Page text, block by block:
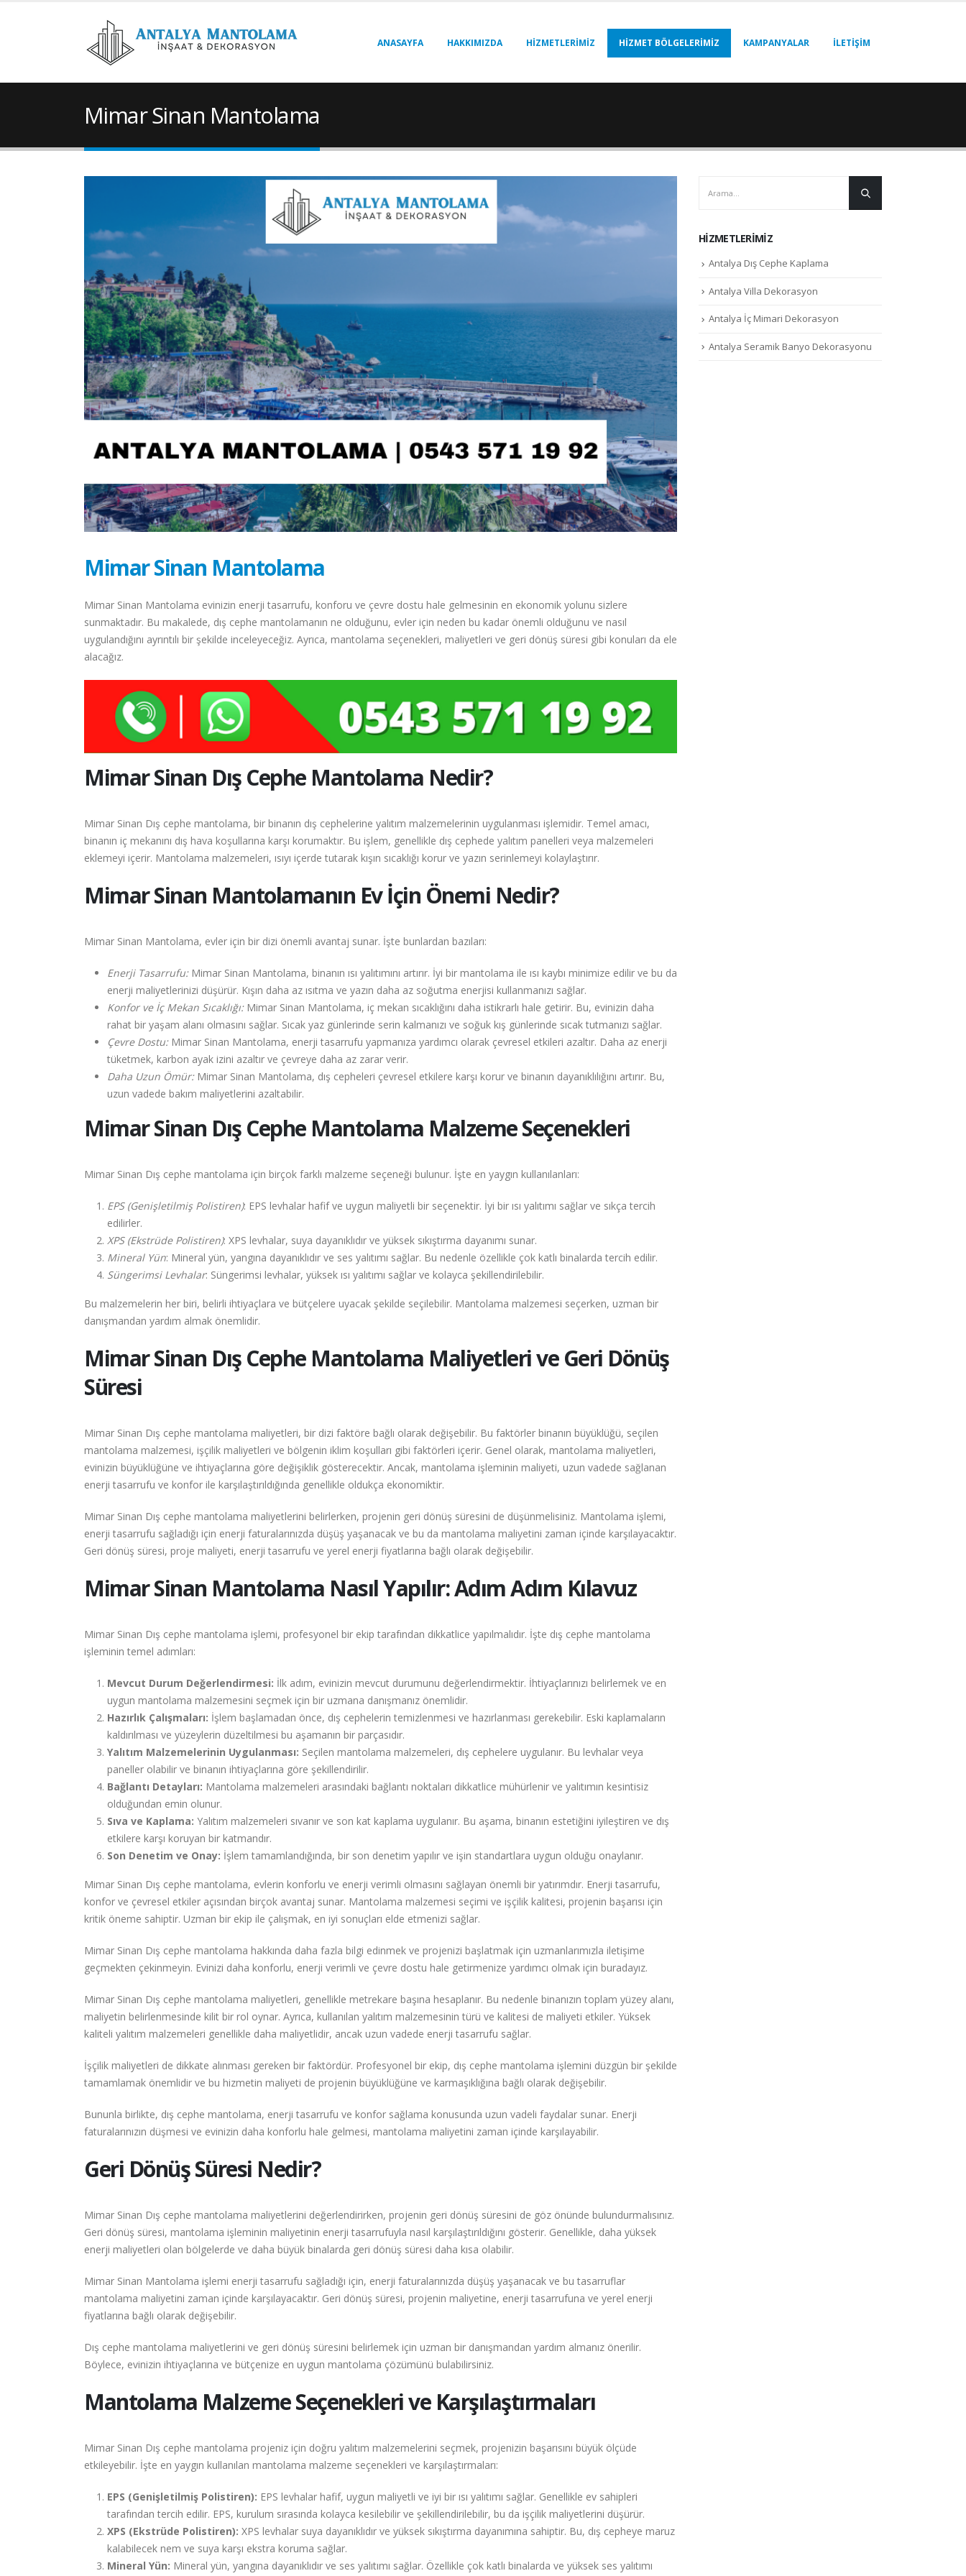
ANASAYFA HAKKIMIZDA HIZMETLERIMIZ HIZMET BÖLGELERIMIZ KAMPANYALAR İLETIŞIM
Mimar Sinan Mantolama
Mimar Sinan Mantolama
Mimar Sinan Mantolama evinizin enerji tasarrufu, konforu ve çevre dostu hale gelmesinin en ekonomik yolunu sizlere
sunmaktadır. Bu makalede, dış cephe mantolamanın ne olduğunu, evler için neden bu kadar önemli olduğunu ve nasıl
uygulandığını ayrıntılı bir şekilde inceleyeceğiz. Ayrıca, mantolama seçenekleri, maliyetleri ve geri dönüş süresi gibi konuları da ele
alacağız.
Mimar Sinan Dış Cephe Mantolama Nedir?
Mimar Sinan Dış cephe mantolama, bir binanın dış cephelerine yalıtım malzemelerinin uygulanması işlemidir. Temel amacı,
binanın iç mekanını dış hava koşullarına karşı korumaktır. Bu işlem, genellikle dış cephede yalıtım panelleri veya malzemeleri
eklemeyi içerir. Mantolama malzemeleri, ısıyı içerde tutarak kışın sıcaklığı korur ve yazın serinlemeyi kolaylaştırır.
Mimar Sinan Mantolamanın Ev İçin Önemi Nedir?
Mimar Sinan Mantolama, evler için bir dizi önemli avantaj sunar. İşte bunlardan bazıları:
Enerji Tasarrufu:Mimar Sinan Mantolama, binanın ısı yalıtımını artırır. İyi bir mantolama ile ısı kaybı minimize edilir ve bu da
enerji maliyetlerinizi düşürür. Kışın daha az ısıtma ve yazın daha az soğutma enerjisi kullanmanızı sağlar.
Konfor ve İç Mekan Sıcaklığı:Mimar Sinan Mantolama, iç mekan sıcaklığını daha istikrarlı hale getirir. Bu, evinizin daha
rahat bir yaşam alanı olmasını sağlar. Sıcak yaz günlerinde serin kalmanızı ve soğuk kış günlerinde sıcak tutmanızı sağlar.
Çevre Dostu:Mimar Sinan Mantolama, enerji tasarrufu yapmanıza yardımcı olarak çevresel etkileri azaltır. Daha az enerji
tüketmek, karbon ayak izini azaltır ve çevreye daha az zarar verir.
Daha Uzun Ömür:Mimar Sinan Mantolama, dış cepheleri çevresel etkilere karşı korur ve binanın dayanıklılığını artırır. Bu,
uzun vadede bakım maliyetlerini azaltabilir.
Mimar Sinan Dış Cephe Mantolama Malzeme Seçenekleri
Mimar Sinan Dış cephe mantolama için birçok farklı malzeme seçeneği bulunur. İşte en yaygın kullanılanları:
EPS (Genişletilmiş Polistiren): EPS levhalar hafif ve uygun maliyetli bir seçenektir. İyi bir ısı yalıtımı sağlar ve sıkça tercih
edilirler.
XPS (Ekstrüde Polistiren): XPS levhalar, suya dayanıklıdır ve yüksek sıkıştırma dayanımı sunar.
Mineral Yün: Mineral yün, yangına dayanıklıdır ve ses yalıtımı sağlar. Bu nedenle özellikle çok katlı binalarda tercih edilir.
Süngerimsi Levhalar: Süngerimsi levhalar, yüksek ısı yalıtımı sağlar ve kolayca şekillendirilebilir.
Bu malzemelerin her biri, belirli ihtiyaçlara ve bütçelere uyacak şekilde seçilebilir. Mantolama malzemesi seçerken, uzman bir
danışmandan yardım almak önemlidir.
Mimar Sinan Dış Cephe Mantolama Maliyetleri ve Geri Dönüş
Süresi
Mimar Sinan Dış cephe mantolama maliyetleri, bir dizi faktöre bağlı olarak değişebilir. Bu faktörler binanın büyüklüğü, seçilen
mantolama malzemesi, işçilik maliyetleri ve bölgenin iklim koşulları gibi faktörleri içerir. Genel olarak, mantolama maliyetleri,
evinizin büyüklüğüne ve ihtiyaçlarına göre değişiklik gösterecektir. Ancak, mantolama işleminin maliyeti, uzun vadede sağlanan
enerji tasarrufu ve konfor ile karşılaştırıldığında genellikle oldukça ekonomiktir.
Mimar Sinan Dış cephe mantolama maliyetlerini belirlerken, projenin geri dönüş süresini de düşünmelisiniz. Mantolama işlemi,
enerji tasarrufu sağladığı için enerji faturalarınızda düşüş yaşanacak ve bu da mantolama maliyetini zaman içinde karşılayacaktır.
Geri dönüş süresi, proje maliyeti, enerji tasarrufu ve yerel enerji fiyatlarına bağlı olarak değişebilir.
Mimar Sinan Mantolama Nasıl Yapılır: Adım Adım Kılavuz
Mimar Sinan Dış cephe mantolama işlemi, profesyonel bir ekip tarafından dikkatlice yapılmalıdır. İşte dış cephe mantolama
işleminin temel adımları:
Mevcut Durum Değerlendirmesi: İlk adım, evinizin mevcut durumunu değerlendirmektir. İhtiyaçlarınızı belirlemek ve en
uygun mantolama malzemesini seçmek için bir uzmana danışmanız önemlidir.
Hazırlık Çalışmaları: İşlem başlamadan önce, dış cephelerin temizlenmesi ve hazırlanması gerekebilir. Eski kaplamaların
kaldırılması ve yüzeylerin düzeltilmesi bu aşamanın bir parçasıdır.
Yalıtım Malzemelerinin Uygulanması: Seçilen mantolama malzemeleri, dış cephelere uygulanır. Bu levhalar veya
paneller olabilir ve binanın ihtiyaçlarına göre şekillendirilir.
Bağlantı Detayları: Mantolama malzemeleri arasındaki bağlantı noktaları dikkatlice mühürlenir ve yalıtımın kesintisiz
olduğundan emin olunur.
Sıva ve Kaplama: Yalıtım malzemeleri sıvanır ve son kat kaplama uygulanır. Bu aşama, binanın estetiğini iyileştiren ve dış
etkilere karşı koruyan bir katmandır.
Son Denetim ve Onay: İşlem tamamlandığında, bir son denetim yapılır ve işin standartlara uygun olduğu onaylanır.
Mimar Sinan Dış cephe mantolama, evlerin konforlu ve enerji verimli olmasını sağlayan önemli bir yatırımdır. Enerji tasarrufu,
konfor ve çevresel etkiler açısından birçok avantaj sunar. Mantolama malzemesi seçimi ve işçilik kalitesi, projenin başarısı için
kritik öneme sahiptir. Uzman bir ekip ile çalışmak, en iyi sonuçları elde etmenizi sağlar.
Mimar Sinan Dış cephe mantolama hakkında daha fazla bilgi edinmek ve projenizi başlatmak için uzmanlarımızla iletişime
geçmekten çekinmeyin. Evinizi daha konforlu, enerji verimli ve çevre dostu hale getirmenize yardımcı olmak için buradayız.
Mimar Sinan Dış cephe mantolama maliyetleri, genellikle metrekare başına hesaplanır. Bu nedenle binanızın toplam yüzey alanı,
maliyetin belirlenmesinde kilit bir rol oynar. Ayrıca, kullanılan yalıtım malzemesinin türü ve kalitesi de maliyeti etkiler. Yüksek
kaliteli yalıtım malzemeleri genellikle daha maliyetlidir, ancak uzun vadede enerji tasarrufu sağlar.
İşçilik maliyetleri de dikkate alınması gereken bir faktördür. Profesyonel bir ekip, dış cephe mantolama işlemini düzgün bir şekilde
tamamlamak önemlidir ve bu hizmetin maliyeti de projenin büyüklüğüne ve karmaşıklığına bağlı olarak değişebilir.
Bununla birlikte, dış cephe mantolama, enerji tasarrufu ve konfor sağlama konusunda uzun vadeli faydalar sunar. Enerji
faturalarınızın düşmesi ve evinizin daha konforlu hale gelmesi, mantolama maliyetini zaman içinde karşılayabilir.
Geri Dönüş Süresi Nedir?
Mimar Sinan Dış cephe mantolama maliyetlerini değerlendirirken, projenin geri dönüş süresini de göz önünde bulundurmalısınız.
Geri dönüş süresi, mantolama işleminin maliyetinin enerji tasarrufuyla nasıl karşılaştırıldığını gösterir. Genellikle, daha yüksek
enerji maliyetleri olan bölgelerde ve daha büyük binalarda geri dönüş süresi daha kısa olabilir.
Mimar Sinan Mantolama işlemi enerji tasarrufu sağladığı için, enerji faturalarınızda düşüş yaşanacak ve bu tasarruflar
mantolama maliyetini zaman içinde karşılayacaktır. Geri dönüş süresi, projenin maliyetine, enerji tasarrufuna ve yerel enerji
fiyatlarına bağlı olarak değişebilir.
Dış cephe mantolama maliyetlerini ve geri dönüş süresini belirlemek için uzman bir danışmandan yardım almanız önerilir.
Böylece, evinizin ihtiyaçlarına ve bütçenize en uygun mantolama çözümünü bulabilirsiniz.
Mantolama Malzeme Seçenekleri ve Karşılaştırmaları
Mimar Sinan Dış cephe mantolama projeniz için doğru yalıtım malzemelerini seçmek, projenizin başarısını büyük ölçüde
etkileyebilir. İşte en yaygın kullanılan mantolama malzeme seçenekleri ve karşılaştırmaları:
EPS (Genişletilmiş Polistiren): EPS levhalar hafif, uygun maliyetli ve iyi bir ısı yalıtımı sağlar. Genellikle ev sahipleri
tarafından tercih edilir. EPS, kurulum sırasında kolayca kesilebilir ve şekillendirilebilir, bu da işçilik maliyetlerini düşürür.
XPS (Ekstrüde Polistiren): XPS levhalar suya dayanıklıdır ve yüksek sıkıştırma dayanımına sahiptir. Bu, dış cepheye maruz
kalabilecek nem ve suya karşı ekstra koruma sağlar.
Mineral Yün: Mineral yün, yangına dayanıklıdır ve ses yalıtımı sağlar. Özellikle çok katlı binalarda ve yüksek ses yalıtımı
HIZMETLERIMIZ
Antalya Dış Cephe Kaplama
Antalya Villa Dekorasyon
Antalya İç Mimari Dekorasyon
Antalya Seramik Banyo Dekorasyonu